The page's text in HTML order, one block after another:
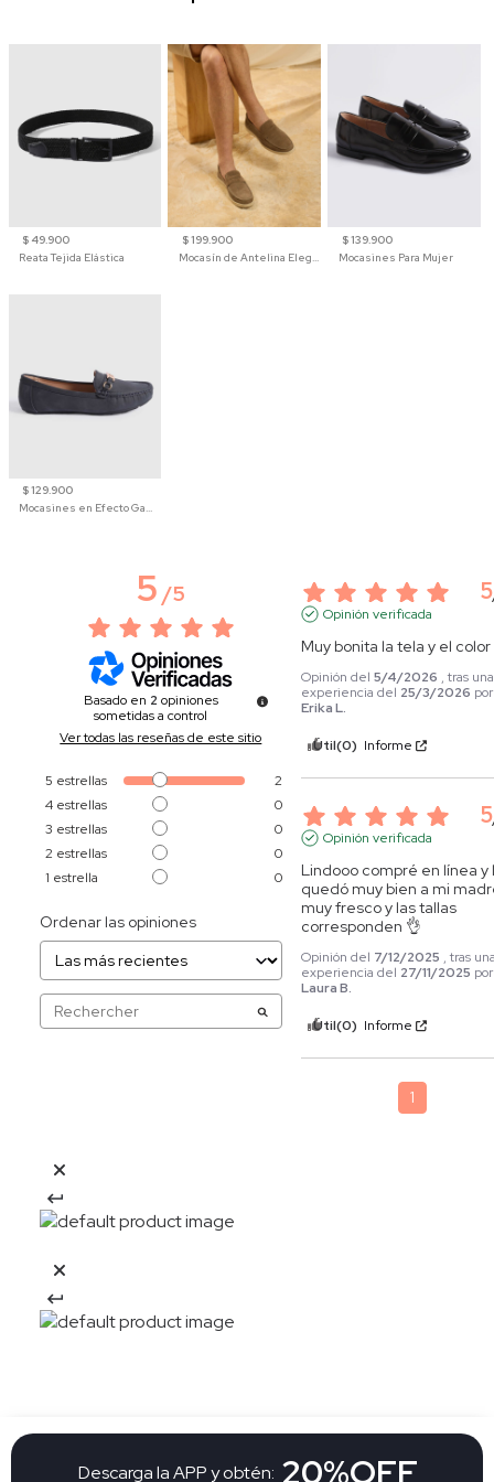
$ 49.900
Reata Tejida Elástica
$ 199.900
Mocasín de Antelina Elegante con Suela de Contraste Para Hombre
$ 139.900
Mocasines Para Mujer
$ 129.900
Mocasines en Efecto Gamuzado Para Mujer
5/5
Basado en 2 opiniones
sometidas a control
Ver todas las reseñas de este sitio
5 estrellas
2
4 estrellas
0
3 estrellas
0
2 estrellas
0
1 estrella 0
Ordenar las opiniones
5
Opinión verificada
Muy bonita la tela y el color
Opinión del5/4/2026 , tras una
experiencia del 25/3/2026 por
Erika L.
Útil(0) Informe
5
Opinión verificada
Lindooo compré en línea y
quedó muy bien a mi
muy fresco y las tallas
corresponden 👌
Opinión del 7/12/2025 , tras
experiencia del 27/11/2025 por
Laura B.
Útil(0) Informe
1
Descarga la APP y obtén: 20%OFF